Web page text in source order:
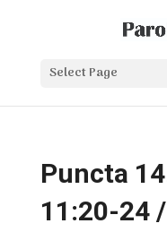
Select Page
Puncta
11:20-24